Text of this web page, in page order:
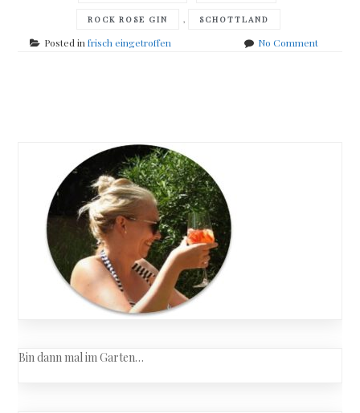
ROCK ROSE GIN , SCHOTTLAND
Posted infrisch eingetroffen No Commenton
navigation
Bin dann mal im Garten…